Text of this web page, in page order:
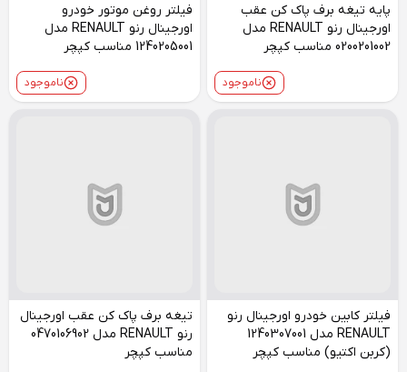
پایه تیغه برف پاک کن عقب
اورجینال رنو RENAULT مدل
0200201002 مناسب کپچر
ناموجود
فیلتر روغن موتور خودرو
اورجینال رنو RENAULT مدل
1240205001 مناسب کپچر
ناموجود
فیلتر کابین خودرو اورجینال رنو
RENAULT مدل 1240307001
(کربن اکتیو) مناسب کپچر
تیغه برف پاک کن عقب اورجینال
رنو RENAULT مدل 0470106902
مناسب کپچر